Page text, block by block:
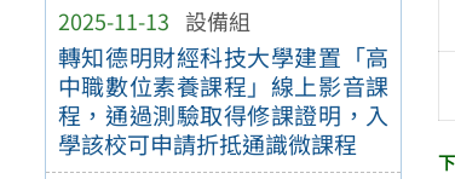
2025-11-13 設備組
轉知德明財經科技大學建置「高
中職數位素養課程」線上影音課
程，通過測驗取得修課證明，入
學該校可申請折抵通識微課程